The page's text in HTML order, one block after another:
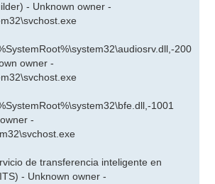
- Unknown owner -
200
owner -
1001
-
de transferencia inteligente en
- Unknown owner -